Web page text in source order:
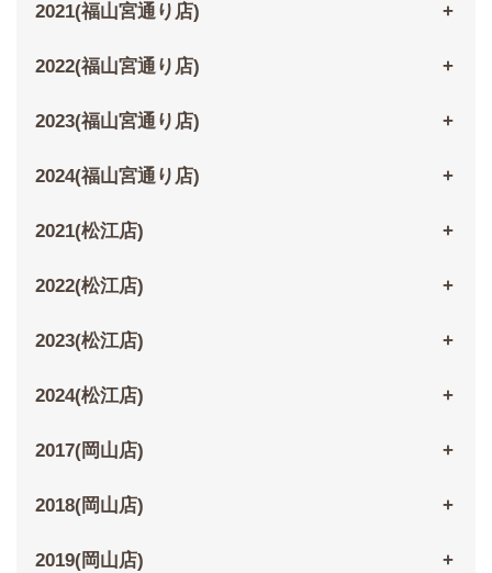
2021(福山宮通り店)
2022(福山宮通り店)
2023(福山宮通り店)
2024(福山宮通り店)
2021(松江店)
2022(松江店)
2023(松江店)
2024(松江店)
2017(岡山店)
2018(岡山店)
2019(岡山店)